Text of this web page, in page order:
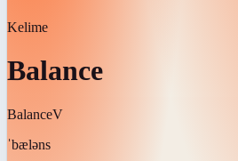
Kelime
Balance
BalanceV
ˈbæləns